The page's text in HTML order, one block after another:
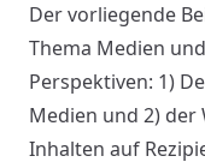
Der vorliegende
Thema Medien
Perspektiven: 1)
Medien und 2)
Inhalten auf